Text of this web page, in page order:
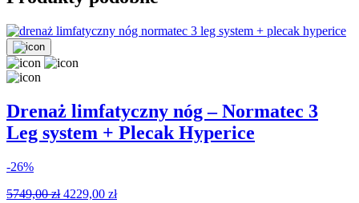
Drenaż limfatyczny nóg – Normatec 3
Leg system + Plecak Hyperice
-26%
5749,00zł Pierwotna
4229,00 złAktualna